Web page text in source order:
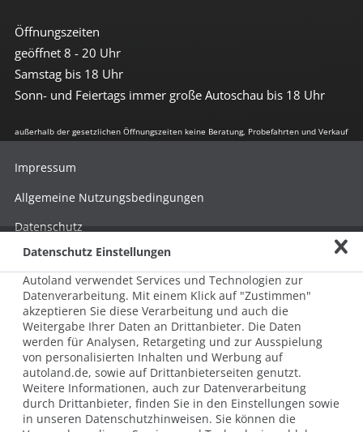
Öffnungszeiten
geöffnet 8 - 20 Uhr
Samstag bis 18 Uhr
Sonn- und Feiertags immer große Autoschau bis 18 Uhr
außerhalb der gesetzlichen Öffnungszeiten keine Beratung, Probefahrten und Verkauf
© 2026 AUTOLAND 24 SE & Co. Betriebs KG
Werner-von-Siemens-Str. 2, 06796 Brehna, Deutschland
Impressum
Allgemeine Nutzungsbedingungen
Datenschutz
Hinweisgebersystem nach HinSchG
Beschwerde nach LkSG
Grundsatzerklärung zum LkSG
Datenschutz Einstellungen
Autoland verwendet Services und Technologien zur
Datenverarbeitung. Mit einem Klick auf "Zustimmen"
akzeptieren Sie diese Verarbeitung und auch die
Weitergabe Ihrer Daten an Drittanbieter. Die Daten
werden für Analysen, Retargeting und zur Ausspielung
von personalisierten Inhalten und Werbung auf
autoland.de, sowie auf Drittanbieterseiten genutzt.
Weitere Informationen, auch zur Datenverarbeitung
durch Drittanbieter, finden Sie in den Einstellungen sowie
in unseren Datenschutzhinweisen. Sie können die